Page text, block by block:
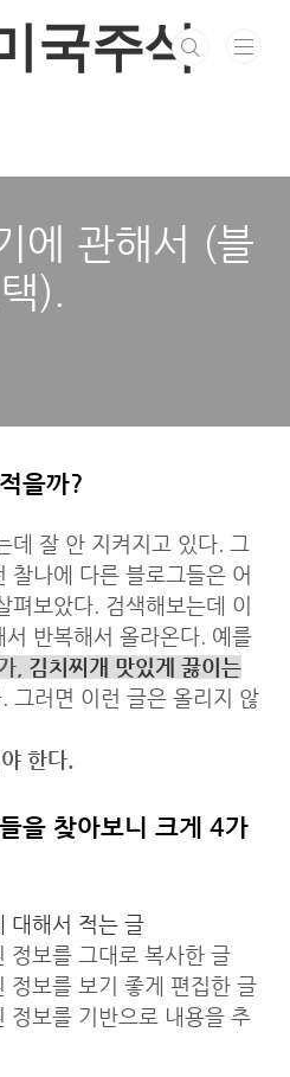
국주식
에 관해서 (블
).
을까?
데 잘 안 지켜지고 있다. 그
찰나에 다른 블로그들은 어
펴보았다. 검색해보는데 이
반복해서 올라온다. 예를
, 김치찌개 맛있게 끓이는
그러면 이런 글은 올리지 않
한다.
을 찾아보니 크게 4가
대해서 적는 글
정보를 그대로 복사한 글
정보를 보기 좋게 편집한 글
정보를 기반으로 내용을 추